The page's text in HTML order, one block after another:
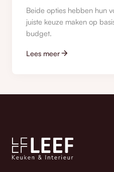
Beide opties hebben hun
juiste keuze maken op
budget.
Lees meer